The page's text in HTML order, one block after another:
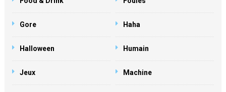
Gore Haha
Halloween Humain
Jeux Machine